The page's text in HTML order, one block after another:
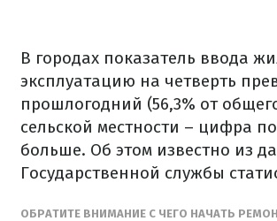
В городах показатель ввода
эксплуатацию на четверть
прошлогодний (56,3% от
сельской местности – цифра
больше. Об этом известно из
Государственной службы
ОБРАТИТЕ ВНИМАНИЕ С ЧЕГО НАЧАТЬ